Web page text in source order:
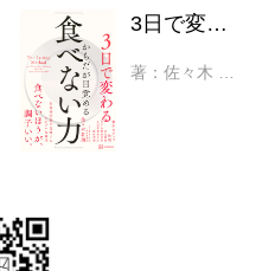
3日で変わる からだが目覚める「食べない力」 細胞レベルで整う、生命科学者が実践するシンプルな習慣